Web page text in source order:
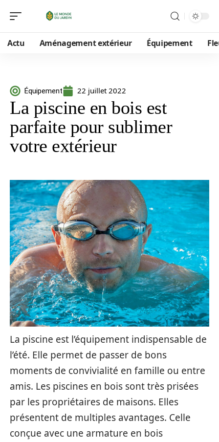
Actu Aménagement extérieur Équipement
Équipement 22 juillet 2022
La piscine en bois est
parfaite pour sublimer
votre extérieur
La piscine est l’équipement indispensable de
l’été. Elle permet de passer de bons
moments de convivialité en famille ou entre
amis. Les piscines en bois sont très prisées
par les propriétaires de maisons. Elles
présentent de multiples avantages. Celle
conçue avec une armature en bois